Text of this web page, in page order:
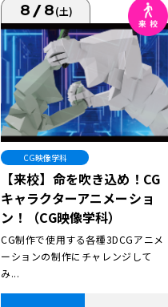
8/8(土)
CG映像学科
【来校】命を吹き込め！CG
キャラクターアニメーショ
ン！（CG映像学科）
CG制作で使用する各種3DCGアニメ
ーションの制作にチャレンジして
み...